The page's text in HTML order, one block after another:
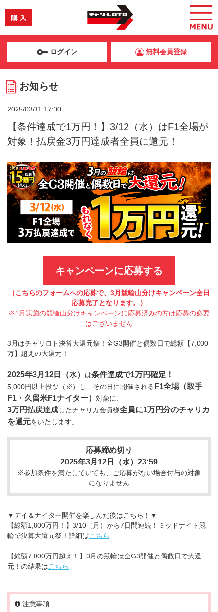
ログイン 無料会員登録
お知らせ
2025/03/11 17:00
【条件達成で1万円！】3/12（水）はF1全場が
対象！払戻金3万円達成者全員に還元！
キャンペーンに応募する
（こちらのフォームへの応募で、3月競輪山分けキャンペーン全日
応募完了となります。）
※3月実施の競輪山分けキャンペーンに応募済みの方は応募の必要
はございません
3月はチャリロト決算大還元祭！全G3開催と偶数日で総額【7,000
万】超えの大還元！
2025年3月12日（水） は条件達成で1万円確定！
5,000円以上投票（※）し、その日に開催される F1全場（取手
F1・久留米F1ナイター） 対象に、
3万円払戻達成したチャリカ会員様全員に1万円分のチャリカ
を還元をいたします。
応募締め切り
2025年3月12日（水）23:59
※参加条件を満たしていても、ご応募がない場合付与の対象
になりません
▼デイ＆ナイター開催を楽しんだ後はこちら！▼
【総額1,800万円！】3/10（月）から7日間連続！ミッドナイト競
輪で決算大還元祭！詳細はこちら
【総額7,000万円超え！】3月の競輪は全G3開催と偶数日で大還
元！の結果はこちら
注意事項